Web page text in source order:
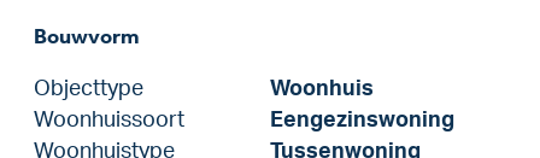
Bouwvorm
Objecttype
Woonhuis
Woonhuissoort
Eengezinswoning
Woonhuistype
Tussenwoning